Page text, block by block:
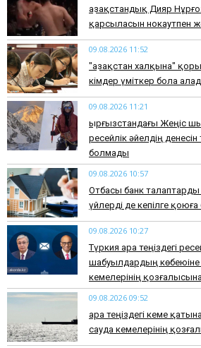
Қазақстандық Дияр
қарсыласын нокаутпен
09.08.2026 11:52
"Қазақстан халқына"
кімдер үміткер бола
09.08.2026 11:21
Қырғызстандағы Жеңіс
ресейлік әйелдің
болмады
09.08.2026 10:57
Отбасы банк талаптарды
үйлерді де кепілге
09.08.2026 10:27
Түркия Қара теңіздегі
шабуылдардың көбеюіне
кемелерінің
09.08.2026 09:52
Қара теңіздегі кеме
сауда кемелерінің